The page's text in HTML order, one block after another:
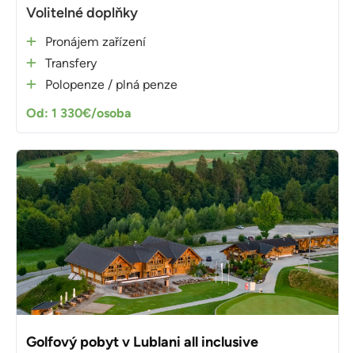
Volitelné doplňky
Pronájem zařízení
Transfery
Polopenze / plná penze
Od: 1 330€/osoba
Golfový pobyt v Lublani all inclusive